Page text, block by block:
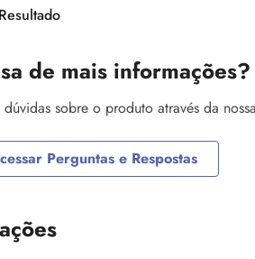
de mais informações?
dúvidas sobre o produto através da
Perguntas e Respostas